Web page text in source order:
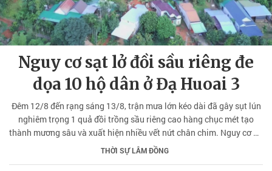
Nguy cơ sạt lở đồi sầu riêng đe
dọa 10 hộ dân ở Đạ Huoai 3
Đêm 12/8 đến rạng sáng 13/8, trận mưa lớn kéo dài đã gây sụt lún
nghiêm trọng 1 quả đồi trồng sầu riêng cao hàng chục mét tạo
thành mương sâu và xuất hiện nhiều vết nứt chân chim. Nguy cơ đổ
sập đe dọa trực tiếp 10 hộ dân sinh sống phía dưới, khiến người
dân luôn trong tình trạng lo lắng.
THỜI SỰ LÂM ĐỒNG